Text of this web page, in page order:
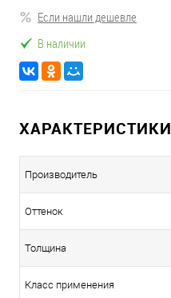
Если нашли дешевле
В наличии
ХАРАКТЕРИСТИКИ
Производитель
Оттенок
Толщина
Класс применения